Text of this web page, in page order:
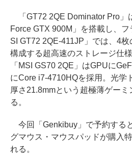
「GT72 2QE Dominator Pro」
Force GTX 900M」を搭載し、
SI GT72 2QE-411JP」では、4
構成する超高速のストレージ仕
「MSI GS70 2QE」はGPUに
にCore i7-4710HQを採用。光学
厚さ21.8mmという超極薄ゲー
る。
今回「Genkibuy」で予約する
グマウス・マウスパッドが購入
れる。